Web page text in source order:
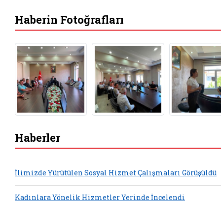
Haberin Fotoğrafları
Haberler
İlimizde Yürütülen Sosyal Hizmet Çalışmaları Görüşüldü
Kadınlara Yönelik Hizmetler Yerinde İncelendi